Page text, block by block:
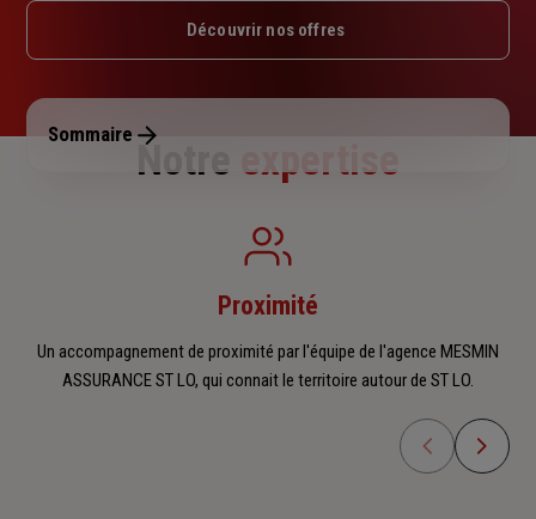
Jeudi : 09h – 12h30 / 13h30 – 17h30
Dimanche : Fermé
Découvrir nos offres
Sommaire
Notre expertise
Proximité
Un accompagnement de proximité par l'équipe de l'agence MESMIN
ASSURANCE ST LO, qui connait le territoire autour de ST LO.